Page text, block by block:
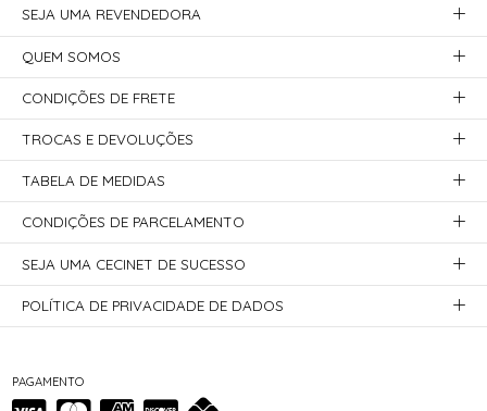
PAGAMENTO
SEJA UMA REVENDEDORA
QUEM SOMOS
CONDIÇÕES DE FRETE
TROCAS E DEVOLUÇÕES
TABELA DE MEDIDAS
CONDIÇÕES DE PARCELAMENTO
SEJA UMA CECINET DE SUCESSO
POLÍTICA DE PRIVACIDADE DE DADOS